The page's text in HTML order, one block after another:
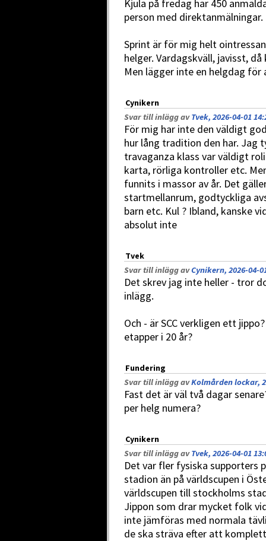
Kjula på fredag har 450
person med direktanmälningar.
Sprint är för mig helt
helger. Vardagskväll, javisst,
Men lägger inte en helgdag
Cynikern
Svar till inlägg avTvek, 2026-04-01
För mig har inte den väldigt
hur lång tradition den har. Jag
travaganza klass var väldigt
karta, rörliga kontroller etc.
funnits i massor av år. Det
startmellanrum, godtyckliga
barn etc. Kul ? Ibland, kanske
absolut inte
Tvek
Svar till inlägg avCynikern, 2026-04-
Det skrev jag inte heller - tror
inlägg.
Och - är SCC verkligen ett
etapper i 20 år?
Fundering
Svar till inlägg avKolmården lockar,
Fast det är väl två dagar
per helg numera?
Cynikern
Svar till inlägg avTvek, 2026-04-01
Det var fler fysiska supporters
stadion än på världscupen i
världscupen till stockholms
Jippon som drar mycket folk
inte jämföras med normala
de ska sträva efter att